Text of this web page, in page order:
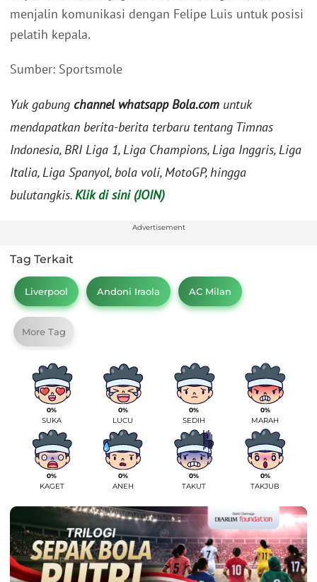
menjalin komunikasi dengan Felipe Luis untuk posisi
pelatih kepala.
Sumber: Sportsmole
Yuk gabung channel whatsapp Bola.com untuk
mendapatkan berita-berita terbaru tentang Timnas
Indonesia, BRI Liga 1, Liga Champions, Liga Inggris, Liga
Italia, Liga Spanyol, bola voli, MotoGP, hingga
bulutangkis.Klik di sini (JOIN)
Advertisement
Tag Terkait
Liverpool Andoni Iraola AC Milan
More Tag
0%
SUKA
0%
LUCU
0%
SEDIH
0%
MARAH
0%
KAGET
0%
ANEH
0%
TAKUT
0%
TAKJUB